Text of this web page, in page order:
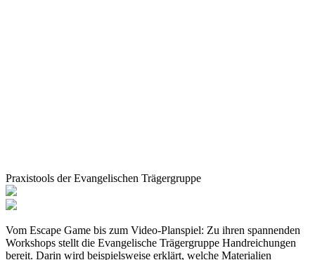
Praxistools der Evangelischen Trägergruppe
Vom Escape Game bis zum Video-Planspiel: Zu ihren spannenden
Workshops stellt die Evangelische Trägergruppe Handreichungen
bereit. Darin wird beispielsweise erklärt, welche Materialien